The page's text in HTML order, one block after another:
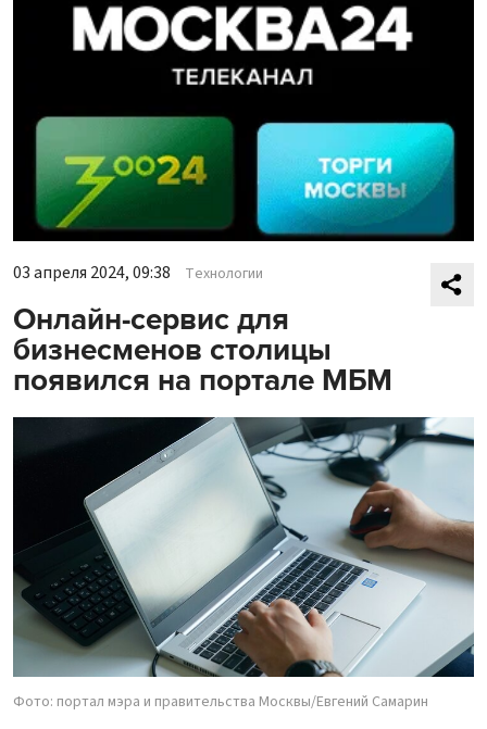
03 апреля 2024, 09:38 Технологии
Онлайн-сервис для
бизнесменов столицы
появился на портале МБМ
Фото: портал мэра и правительства Москвы/Евгений Самарин